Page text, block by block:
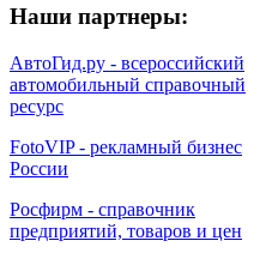
Наши партнеры:
АвтоГид.ру - всероссийский
автомобильный справочный
ресурс
FotoVIP - рекламный бизнес
России
Росфирм - справочник
предприятий, товаров и цен